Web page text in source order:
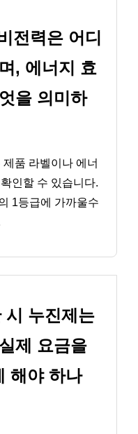
전력은 어디
, 에너지 효
을 의미하
품 라벨이나 에너
인할 수 있습니다.
1등급에 가까울수
시 누진제는
제 요금을
해야 하나